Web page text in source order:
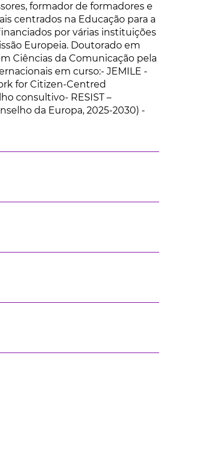
formador de formadores e
centrados na Educação para a
por várias instituições
Europeia. Doutorado em
Ciências da Comunicação pela
em curso:- JEMILE -
for Citizen-Centred
consultivo- RESIST –
da Europa, 2025-2030) -